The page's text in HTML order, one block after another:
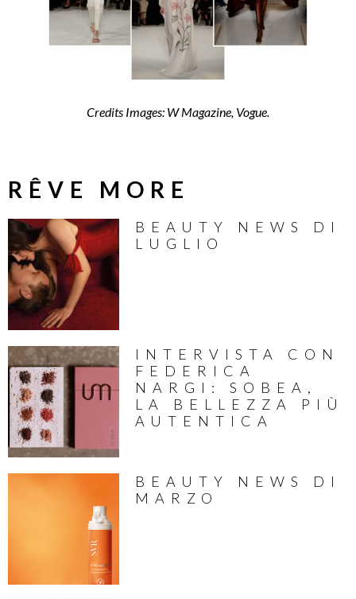
Credits Images: W Magazine, Vogue.
RÊVE MORE
BEAUTY NEWS DI
LUGLIO
INTERVISTA CON
FEDERICA
NARGI: SOBEA,
LA BELLEZZA PIÙ
AUTENTICA
BEAUTY NEWS DI
MARZO